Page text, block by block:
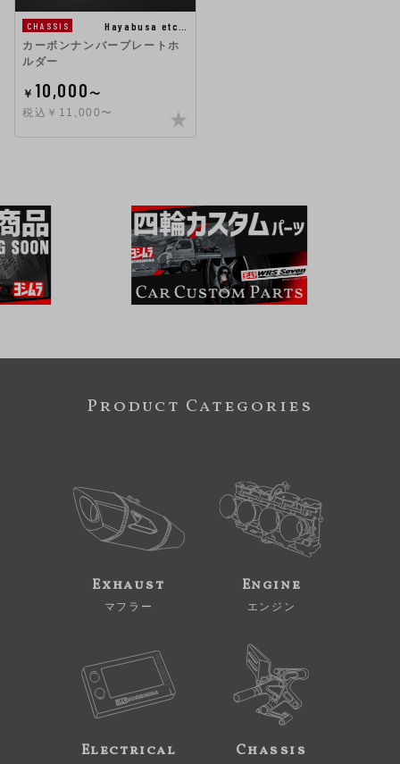
CHASSIS
Hayabusa etc…
カーボンナンバープレートホ
ルダー
￥ 10,000〜
税込￥11,000〜
Product Categories
Exhaust
マフラー
Engine
エンジン
Electrical Chassis